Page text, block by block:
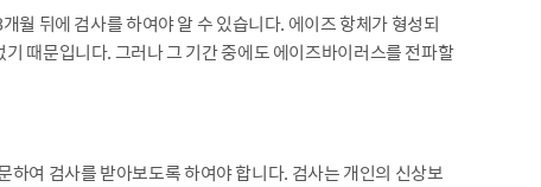
월 뒤에 검사를 하여야 알 수 있습니다. 에이즈 항체가 형성되
때문입니다. 그러나 그 기간 중에도 에이즈바이러스를 전파할
여 검사를 받아보도록 하여야 합니다. 검사는 개인의 신상보